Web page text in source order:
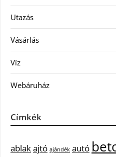
Utazás
Vásárlás
Víz
Webáruház
Címkék
ablakajtó ajándék autó